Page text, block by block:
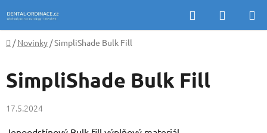
na
obsah
Hledat
KOŠÍK
Domů
/ Novinky /SimpliShade Bulk Fill
SimpliShade Bulk Fill
17.5.2024